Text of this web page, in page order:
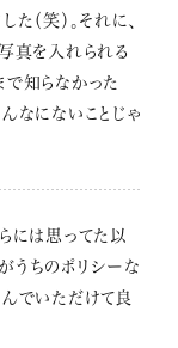
（笑）。それに、
真を入れられる
で知らなかった
なにないことじゃ
には思ってた以
うちのポリシーな
んでいただけて良